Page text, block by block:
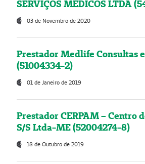
SERVIÇOS MÉDICOS LTDA
03 de Novembro de 2020
Prestador Medlife Consultas
(51004334-2)
01 de Janeiro de 2019
Prestador CERPAM – Centro
S/S Ltda-ME (52004274-8)
18 de Outubro de 2019